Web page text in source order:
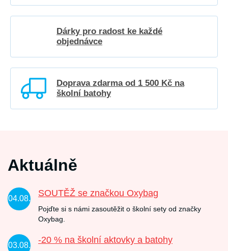
Dárky pro radost ke každé
objednávce
Doprava zdarma od 1 500 Kč na
školní batohy
Aktuálně
04.08.
SOUTĚŽ se značkou Oxybag
Pojďte si s námi zasoutěžit o školní sety od značky
Oxybag.
03.08.
-20 % na školní aktovky a batohy